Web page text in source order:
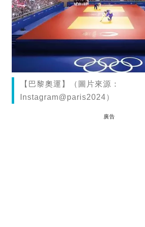
【巴黎奧運】（圖片來源：
Instagram@paris2024）
廣告